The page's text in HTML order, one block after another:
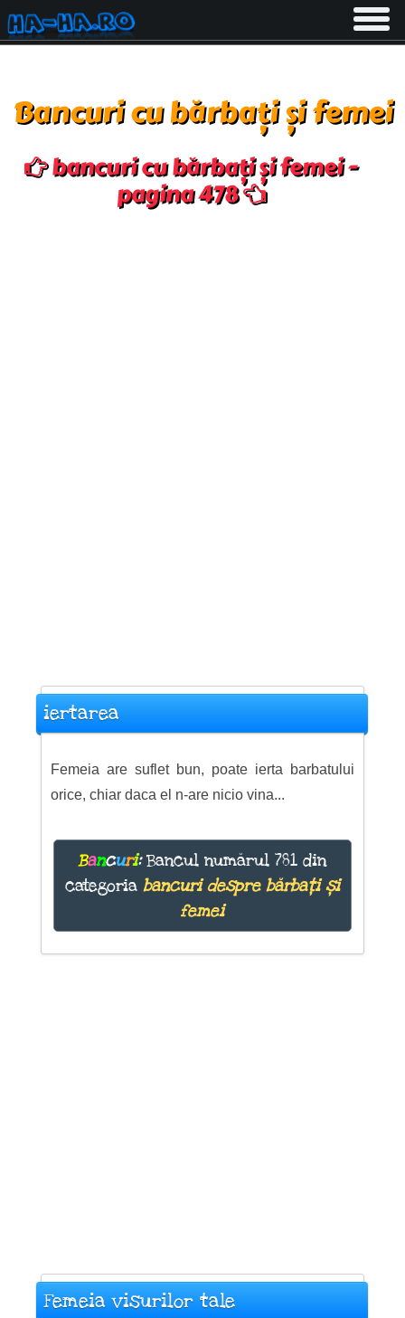
Toggle
Bancuri cu bărbați și femei
bancuri cu bărbați și femei -
pagina 478
iertarea
Femeia are suflet bun, poate ierta barbatului
orice, chiar daca el n-are nicio vina...
Bancuri:Bancul numărul 781 din
categoria bancuri despre bărbați și
femei
Femeia visurilor tale